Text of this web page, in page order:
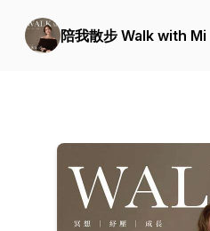
陪我散步 Walk with Mi